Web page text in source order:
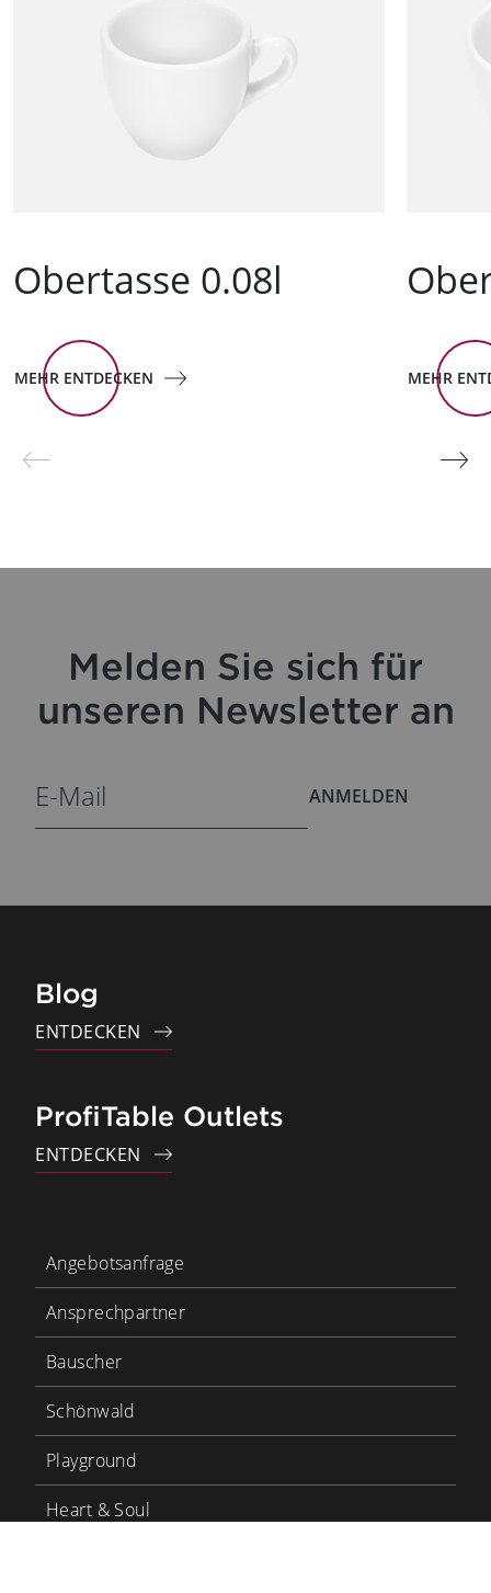
Obertasse 0.08l
MEHR ENTDECKEN MEHR
Melden Sie sich für
unseren Newsletter an
ANMELDEN
Blog
ENTDECKEN
ProfiTable Outlets
ENTDECKEN
Angebotsanfrage
Ansprechpartner
Bauscher
Schönwald
Playground
Heart & Soul